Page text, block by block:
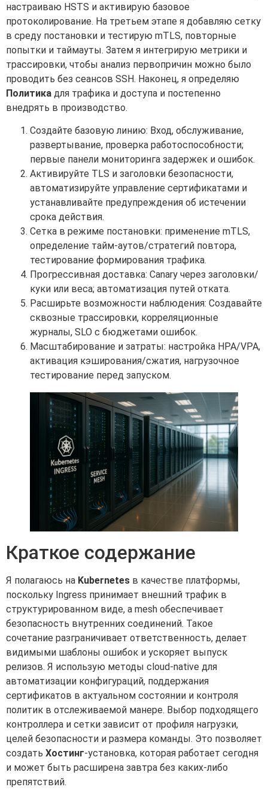
настраиваю HSTS и активирую базовое
протоколирование. На третьем этапе я добавляю сетку
в среду постановки и тестирую mTLS, повторные
попытки и таймауты. Затем я интегрирую метрики и
трассировки, чтобы анализ первопричин можно было
проводить без сеансов SSH. Наконец, я определяю
Политика для трафика и доступа и постепенно
внедрять в производство.
Создайте базовую линию: Вход, обслуживание,
развертывание, проверка работоспособности;
первые панели мониторинга задержек и ошибок.
Активируйте TLS и заголовки безопасности,
автоматизируйте управление сертификатами и
устанавливайте предупреждения об истечении
срока действия.
Сетка в режиме постановки: применение mTLS,
определение тайм-аутов/стратегий повтора,
тестирование формирования трафика.
Прогрессивная доставка: Canary через заголовки/
куки или веса; автоматизация путей отката.
Расширьте возможности наблюдения: Создавайте
сквозные трассировки, корреляционные
журналы, SLO с бюджетами ошибок.
Масштабирование и затраты: настройка HPA/VPA,
активация кэширования/сжатия, нагрузочное
тестирование перед запуском.
Краткое содержание
Я полагаюсь на Kubernetes в качестве платформы,
поскольку Ingress принимает внешний трафик в
структурированном виде, а mesh обеспечивает
безопасность внутренних соединений. Такое
сочетание разграничивает ответственность, делает
видимыми шаблоны ошибок и ускоряет выпуск
релизов. Я использую методы cloud-native для
автоматизации конфигураций, поддержания
сертификатов в актуальном состоянии и контроля
политик в отслеживаемой манере. Выбор подходящего
контроллера и сетки зависит от профиля нагрузки,
целей безопасности и размера команды. Это позволяет
создать Хостинг-установка, которая работает сегодня
и может быть расширена завтра без каких-либо
препятствий.